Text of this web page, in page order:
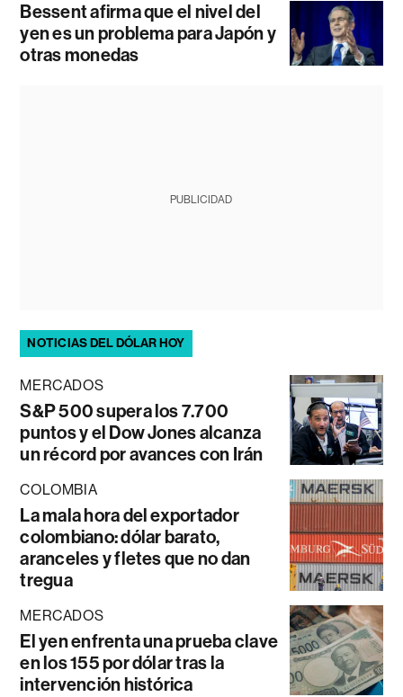
Bessent afirma que el nivel del
yen es un problema para Japón y
otras monedas
PUBLICIDAD
NOTICIAS DEL DÓLAR HOY
MERCADOS
S&P 500 supera los 7.700
puntos y el Dow Jones alcanza
un récord por avances con Irán
COLOMBIA
La mala hora del exportador
colombiano: dólar barato,
aranceles y fletes que no dan
tregua
MERCADOS
El yen enfrenta una prueba clave
en los 155 por dólar tras la
intervención histórica